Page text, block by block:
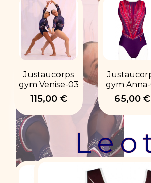
Justaucorps
gym Venise-03
115,00 €
gym Anna-
65,00 €